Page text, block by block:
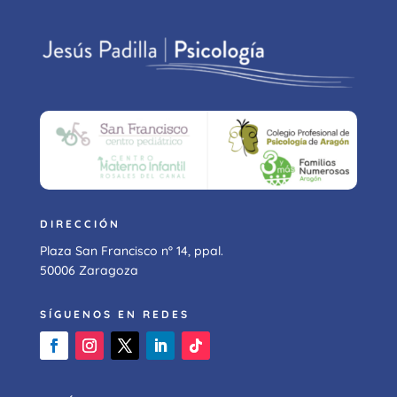
DIRECCIÓN
Plaza San Francisco nº 14, ppal.
50006 Zaragoza
SÍGUENOS EN REDES